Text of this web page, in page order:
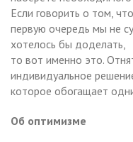
Если говорить о том,
первую очередь мы не
хотелось бы доделать,
то вот именно это.
индивидуальное
которое обогащает
Об оптимизме